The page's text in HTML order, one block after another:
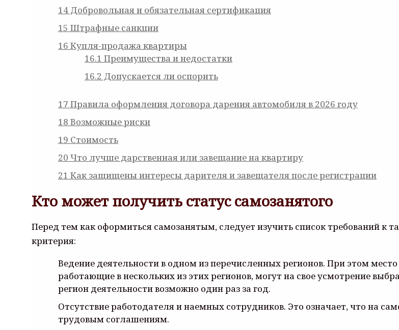
14 Добровольная и обязательная сертификация
15 Штрафные санкции
16 Купля-продажа квартиры
16.1 Преимущества и недостатки
16.2 Допускается ли оспорить
17 Правила оформления договора дарения автомобиля в 2026 году
18 Возможные риски
19 Стоимость
20 Что лучше дарственная или завещание на квартиру
21 Как защищены интересы дарителя и завещателя после регистрации
Кто может получить статус самозанятого
Перед тем как оформиться самозанятым, следует изучить список требований
критерия:
Ведение деятельности в одном из перечисленных регионов. При этом
работающие в нескольких из этих регионов, могут на свое усмотрение
регион деятельности возможно один раз за год.
Отсутствие работодателя и наемных сотрудников. Это означает, что на
трудовым соглашениям.